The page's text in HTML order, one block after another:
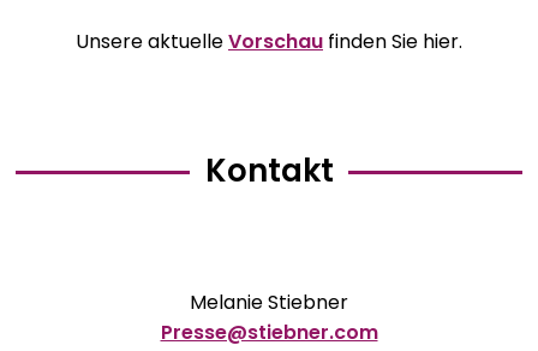
Bavarica & Karikaturen
Unsere aktuelleVorschau finden Sie hier.
Kontakt
Melanie Stiebner
Presse@stiebner.com